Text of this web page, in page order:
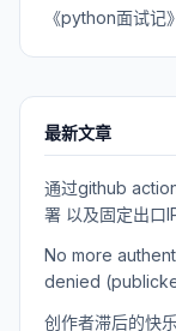
《python面试记》
最新文章
通过github
署 以及固定出口
No more
denied
创作者滞后的快乐